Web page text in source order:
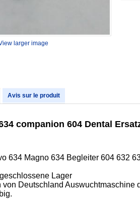
larger image
Avis sur le produit
companion 604 Dental
634 Magno 634 Begleiter 604 632
Lager
Deutschland Auswuchtmaschine